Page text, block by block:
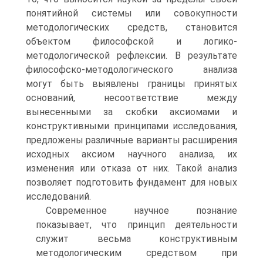
понятийной системы или совокупности
методологических средств, становится
объектом философской и логико-
методологической рефлексии. В результате
философско-методологического анализа
могут быть выявлены границы принятых
оснований, несоответствие между
вынесенными за скобки аксиомами и
конструктивными принципами исследования,
предложены различные варианты расширения
исходных аксиом научного анализа, их
изменения или отказа от них. Такой анализ
позволяет подготовить фундамент для новых
исследований.
Современное научное познание
показывает, что принцип деятельности
служит весьма конструктивным
методологическим средством при